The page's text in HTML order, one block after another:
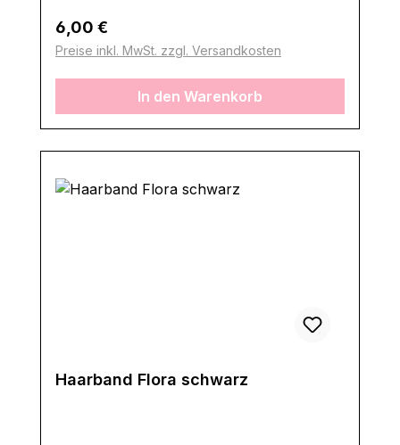
Regulärer Preis:
6,00 €
Preise inkl. MwSt. zzgl. Versandkosten
In den Warenkorb
Haarband Flora schwarz